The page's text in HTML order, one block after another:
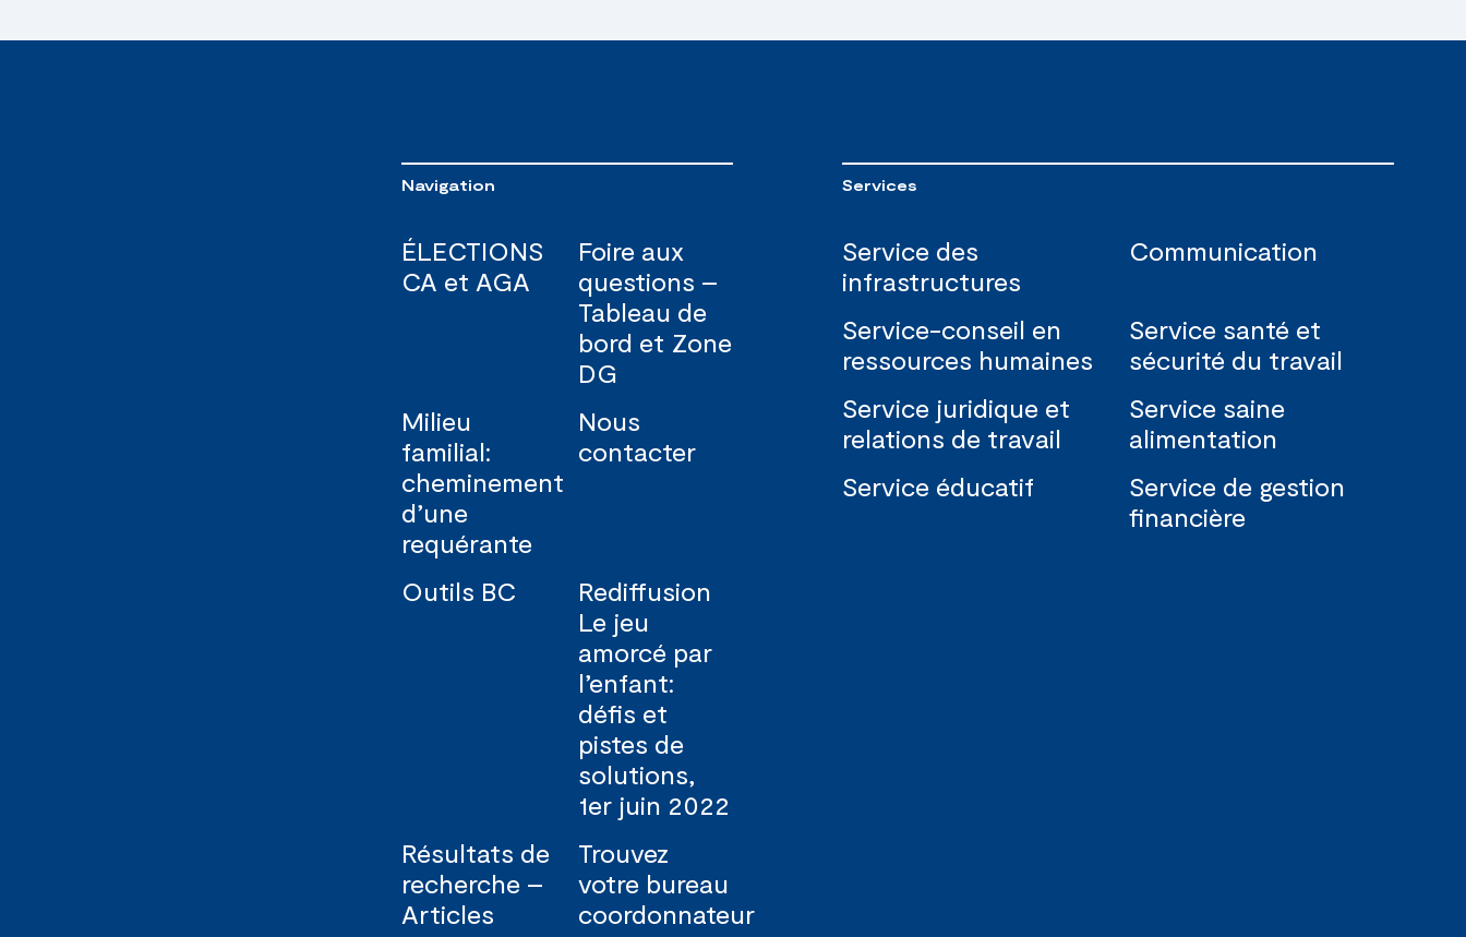
Navigation
ÉLECTIONS
CA et AGA
Foire aux
questions –
Tableau de
bord et Zone
DG
Milieu
familial:
cheminement
d’une
requérante
Nous
contacter
Outils BC
Rediffusion
Le jeu
amorcé par
l’enfant:
défis et
pistes de
solutions,
1er juin 2022
Résultats de
recherche –
Articles
Trouvez
votre bureau
coordonnateur
Services
Service des
infrastructures
Communication
Service-conseil en
ressources humaines
Service santé et
sécurité du travail
Service juridique et
relations de travail
Service saine
alimentation
Service éducatif
Service de gestion
financière